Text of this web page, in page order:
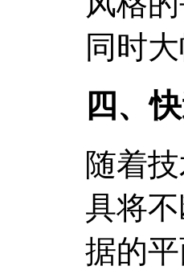
同时
四、
随着
具将
据的